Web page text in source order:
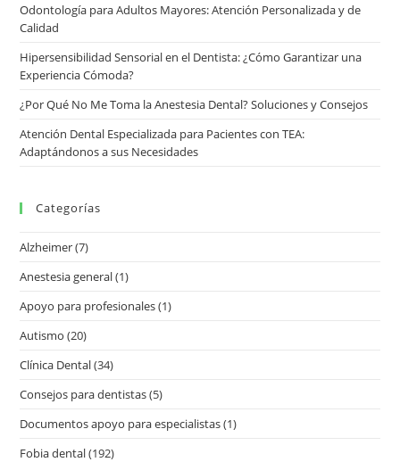
Odontología para Adultos Mayores: Atención Personalizada y de
Calidad
Hipersensibilidad Sensorial en el Dentista: ¿Cómo Garantizar una
Experiencia Cómoda?
¿Por Qué No Me Toma la Anestesia Dental? Soluciones y Consejos
Atención Dental Especializada para Pacientes con TEA:
Adaptándonos a sus Necesidades
Categorías
Alzheimer(7)
Anestesia general(1)
Apoyo para profesionales(1)
Autismo (20)
Clínica Dental(34)
Consejos para dentistas(5)
Documentos apoyo para especialistas(1)
Fobia dental(192)